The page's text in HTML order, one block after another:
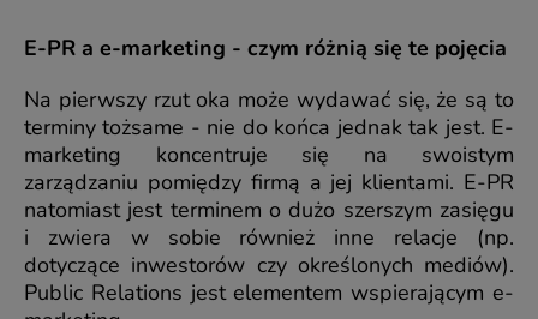
E-PR a e-marketing - czym różnią się te pojęcia
Na pierwszy rzut oka może wydawać się, że są to
terminy tożsame - nie do końca jednak tak jest. E-
marketing koncentruje się na swoistym
zarządzaniu pomiędzy firmą a jej klientami. E-PR
natomiast jest terminem o dużo szerszym zasięgu
i zwiera w sobie również inne relacje (np.
dotyczące inwestorów czy określonych mediów).
Public Relations jest elementem wspierającym e-